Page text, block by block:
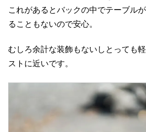
これがあるとバックの中でテーブル
ることもないので安心。
むしろ余計な装飾もないしとっても
ストに近いです。